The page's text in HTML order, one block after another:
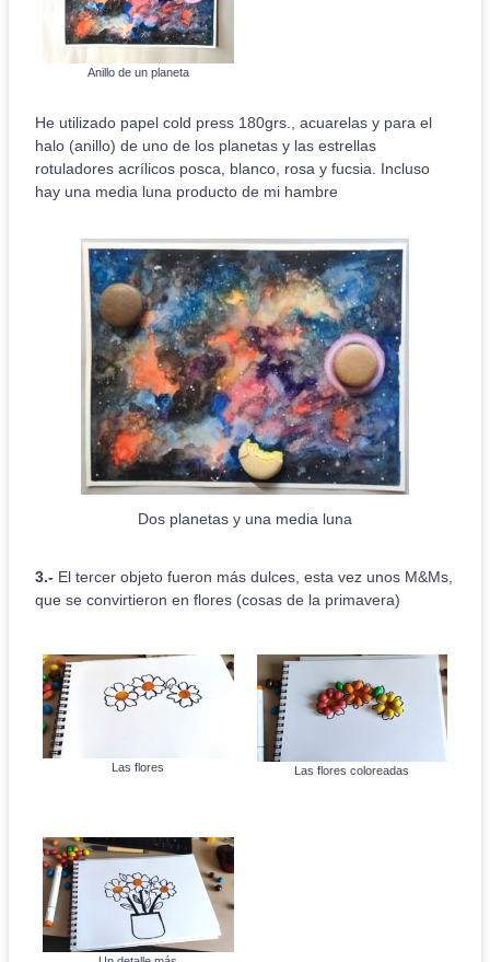
Anillo de un planeta
He utilizado papel cold press 180grs., acuarelas y para el
halo (anillo) de uno de los planetas y las estrellas
rotuladores acrílicos posca, blanco, rosa y fucsia. Incluso
hay una media luna producto de mi hambre
Dos planetas y una media luna
3.- El tercer objeto fueron más dulces, esta vez unos M&Ms,
que se convirtieron en flores (cosas de la primavera)
Las flores Las flores coloreadas